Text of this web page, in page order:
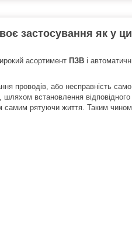
застосування як у
асортимент ПЗВ і
проводів, або несправність
встановлення відповідного
самим рятуючи життя. Таким